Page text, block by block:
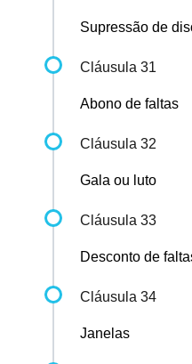
Supressão de
Cláusula 31
Abono de faltas
Cláusula 32
Gala ou luto
Cláusula 33
Desconto de
Cláusula 34
Janelas